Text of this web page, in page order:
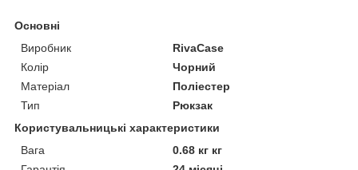
Основні
Виробник
RivaCase
Колір
Чорний
Матеріал
Поліестер
Тип
Рюкзак
Користувальницькі характеристики
Вага
0.68 кг кг